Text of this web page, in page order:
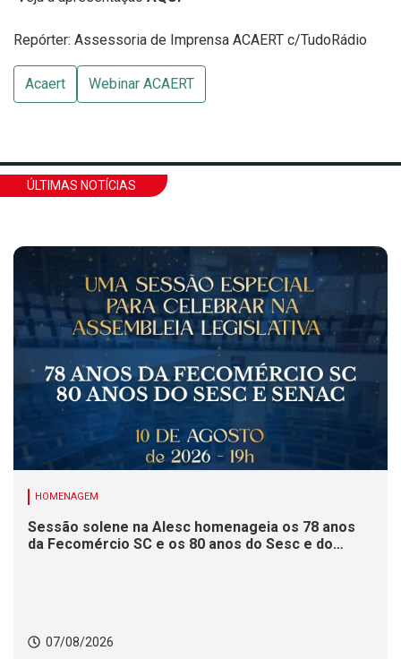
Repórter: Assessoria de Imprensa ACAERT c/TudoRádio
Acaert Webinar ACAERT
ÚLTIMAS NOTÍCIAS
HOMENAGEM
Sessão solene na Alesc homenageia os 78 anos
da Fecomércio SC e os 80 anos do Sesc e do
07/08/2026